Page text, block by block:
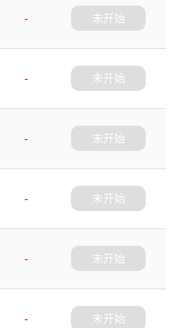
-
未开始
-
未开始
-
未开始
-
未开始
-
未开始
-
未开始